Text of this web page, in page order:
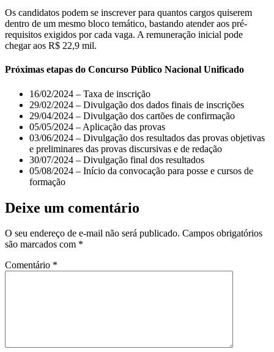
Os candidatos podem se inscrever para quantos cargos quiserem
dentro de um mesmo bloco temático, bastando atender aos pré-
requisitos exigidos por cada vaga. A remuneração inicial pode
chegar aos R$ 22,9 mil.
Próximas etapas do Concurso Público Nacional Unificado
16/02/2024 – Taxa de inscrição
29/02/2024 – Divulgação dos dados finais de inscrições
29/04/2024 – Divulgação dos cartões de confirmação
05/05/2024 – Aplicação das provas
03/06/2024 – Divulgação dos resultados das provas objetivas
e preliminares das provas discursivas e de redação
30/07/2024 – Divulgação final dos resultados
05/08/2024 – Início da convocação para posse e cursos de
formação
Deixe um comentário
O seu endereço de e-mail não será publicado. Campos obrigatórios
são marcados com *
Comentário *